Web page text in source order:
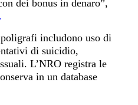
dei bonus in denaro”,
.
includono uso di
di suicidio,
L’NRO registra le
in un database